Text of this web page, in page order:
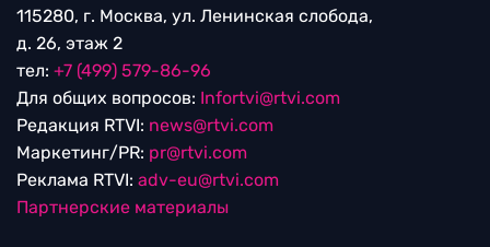
115280, г. Москва, ул. Ленинская слобода,
д. 26, этаж 2
тел: +7 (499) 579-86-96
Для общих вопросов: Infortvi@rtvi.com
Редакция RTVI: news@rtvi.com
Маркетинг/PR: pr@rtvi.com
Реклама RTVI: adv-eu@rtvi.com
Партнерские материалы